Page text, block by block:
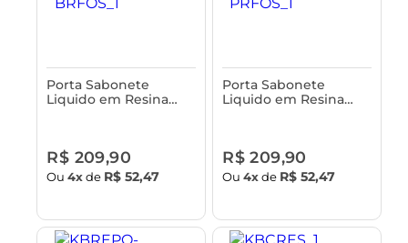
Porta Sabonete
Liquido em Resina
R$ 209,90
Ou4xde R$ 52,47
Porta Sabonete
Liquido em Resina
R$ 209,90
Ou4xde R$ 52,47